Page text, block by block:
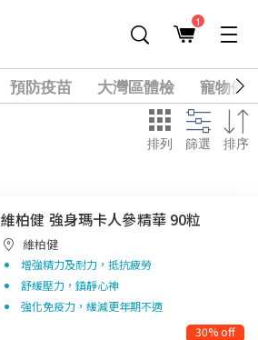
1
預防疫苗 大灣區體檢
寵物健
排列 篩選 排序
維柏健 強身瑪卡人參精華 90粒
維柏健
增強精力及耐力，抵抗疲勞
舒緩壓力，鎮靜心神
強化免疫力，緩減更年期不適
30% off